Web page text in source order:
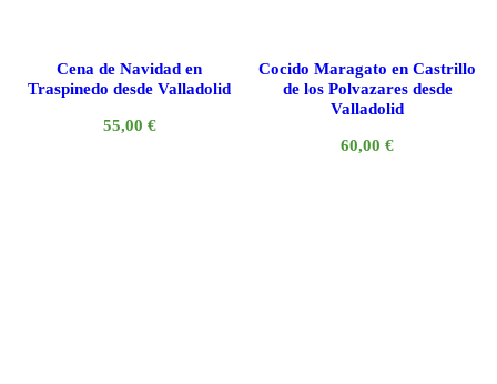
Cena de Navidad en
Traspinedo desde Valladolid
55,00 €
Cocido Maragato en Castrillo
de los Polvazares desde
Valladolid
60,00€